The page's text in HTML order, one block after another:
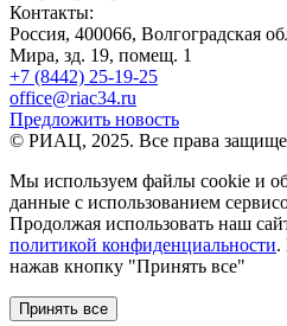
Контакты:
Россия, 400066, Волгоградская
Мира, зд. 19, помещ. 1
+7 (8442) 25-19-25
office@riac34.ru
Предложить новость
© РИАЦ, 2025. Все права
Мы используем файлы сookie и
данные с использованием
Продолжая использовать наш
политикой конфиденциальности.
нажав кнопку "Принять все"
Принять все